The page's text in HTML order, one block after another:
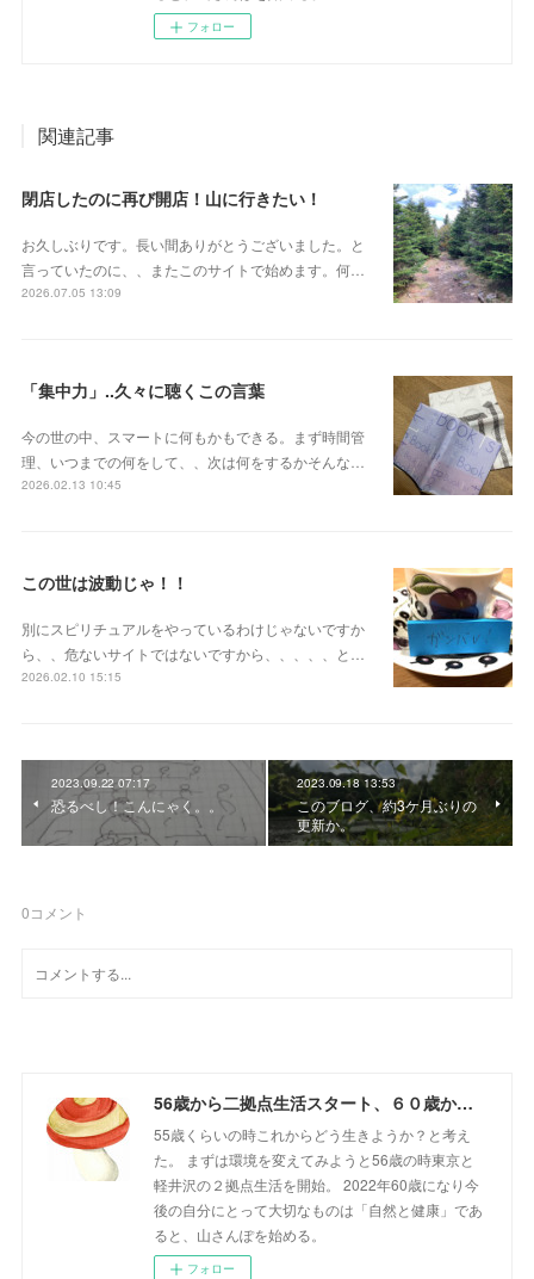
フォロー
関連記事
閉店したのに再び開店！山に行きたい！
お久しぶりです。長い間ありがとうございました。と
言っていたのに、、またこのサイトで始めます。何…
2026.07.05 13:09
「集中力」..久々に聴くこの言葉
今の世の中、スマートに何もかもできる。まず時間管
理、いつまでの何をして、、次は何をするかそんな…
2026.02.13 10:45
この世は波動じゃ！！
別にスピリチュアルをやっているわけじゃないですか
ら、、危ないサイトではないですから、、、、、と…
2026.02.10 15:15
2023.09.22 07:17
恐るべし！こんにゃく。。
2023.09.18 13:53
このブログ、約3ケ月ぶりの
更新か。
0コメント
56歳から二拠点生活スタート、６０歳からの山さんぽ
55歳くらいの時これからどう生きようか？と考え
た。 まずは環境を変えてみようと56歳の時東京と
軽井沢の２拠点生活を開始。 2022年60歳になり今
後の自分にとって大切なものは「自然と健康」であ
ると、山さんぽを始める。
フォロー